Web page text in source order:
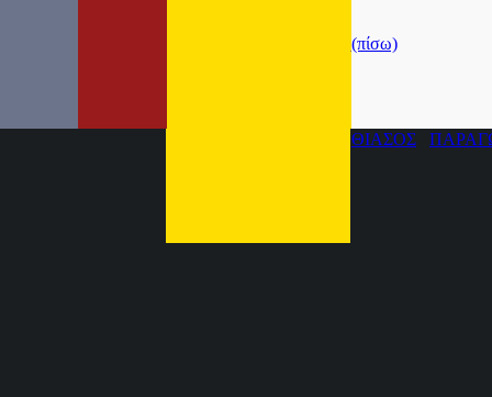
(πίσω)
ΘΙΑΣΟΣ